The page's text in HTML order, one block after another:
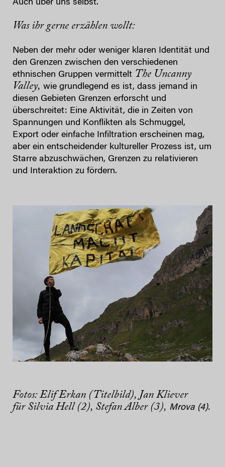
Auch über uns selbst.
Was ihr gerne erzählen wollt:
Neben der mehr oder weniger klaren Identität und
den Grenzen zwischen den verschiedenen
ethnischen Gruppen vermittelt The Uncanny
Valley, wie grundlegend es ist, dass jemand in
diesen Gebieten Grenzen erforscht und
überschreitet: Eine Aktivität, die in Zeiten von
Spannungen und Konflikten als Schmuggel,
Export oder einfache Infiltration erscheinen mag,
aber ein entscheidender kultureller Prozess ist, um
Starre abzuschwächen, Grenzen zu relativieren
und Interaktion zu fördern.
Fotos: Elif Erkan (Titelbild), Jan Kliever
für Silvia Hell (2), Stefan Alber (3), Mrova (4).